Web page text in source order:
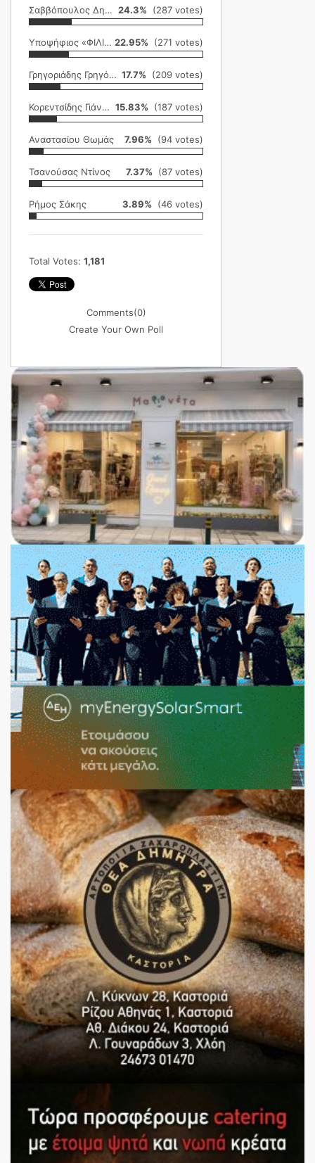
Σαββόπουλος Δημήτρης 24.3% (287 votes)
Υποψήφιος «ΦΙΛΙΚΗ ΕΤΑΙΡΕΙΑ» 22.95% (271 votes)
Γρηγοριάδης Γρηγόρης 17.7% (209 votes)
Κορεντσίδης Γιάννης 15.83% (187 votes)
Αναστασίου Θωμάς 7.96% (94 votes)
Τσανούσας Ντίνος 7.37% (87 votes)
Ρήμος Σάκης 3.89% (46 votes)
Total Votes: 1,181
Comments(0)
Create Your Own Poll